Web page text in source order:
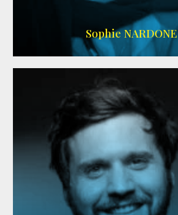
RS DOUBLAGE,WIKIPEDIA
Sophie NARDONE